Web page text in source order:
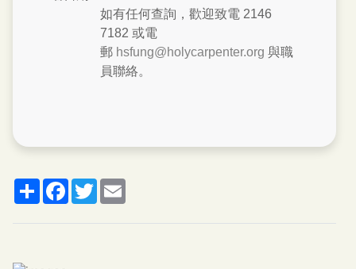
如有任何查詢，歡迎致電 2146
7182 或電
郵 hsfung@holycarpenter.org 與職
員聯絡。
分
享
脸
书
推
特